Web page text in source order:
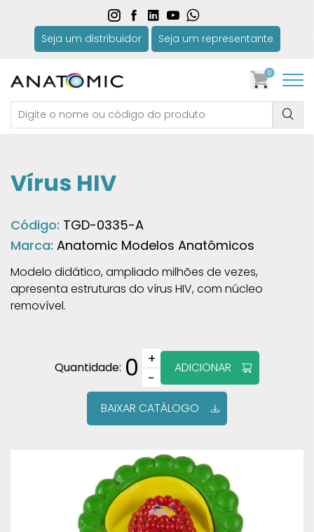
Seja um distribuidor Seja um representante
0
Vírus HIV
Código: TGD-0335-A
Marca: Anatomic Modelos Anatômicos
Modelo didático, ampliado milhões de vezes,
apresenta estruturas do vírus HIV, com núcleo
removível.
Quantidade: 0
+
−
ADICIONAR
BAIXAR CATÁLOGO